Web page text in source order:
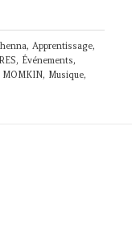
, Apprentissage,
, Événements,
MOMKIN, Musique,